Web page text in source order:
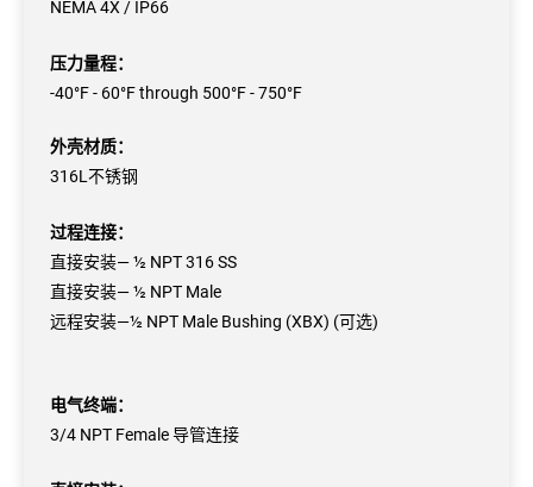
NEMA 4X / IP66
压力量程：
-40°F - 60°F through 500°F - 750°F
外壳材质：
316L不锈钢
过程连接：
直接安装— ½ NPT 316 SS
直接安装— ½ NPT Male
远程安装—½ NPT Male Bushing (XBX) (可选)
电气终端：
3/4 NPT Female 导管连接